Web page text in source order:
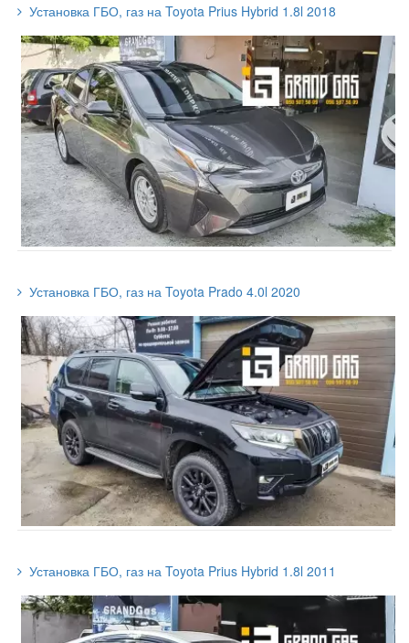
Установка ГБО, газ на Toyota Prius Hybrid 1.8l 2018
Установка ГБО, газ на Toyota Prado 4.0l 2020
Установка ГБО, газ на Toyota Prius Hybrid 1.8l 2011